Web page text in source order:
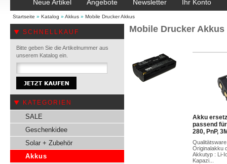
Neue Artikel Angebote Newsletter Ihr Konto
Startseite » Katalog » Akkus » Mobile Drucker Akkus
SCHNELLKAUF
Bitte geben Sie die Artikelnummer aus
unserem Katalog ein.
KATEGORIEN
SALE
Geschenkidee
Solar + Zubehör
Akkus
Mobile Drucker Akkus
Akku
passend
280, PnP,
Originalakku
Akkutyp : Li-
Kapazi...